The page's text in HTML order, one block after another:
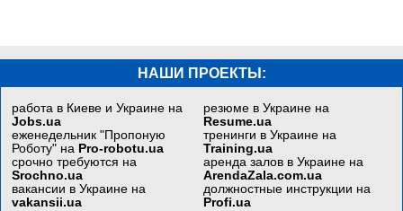
НАШИ ПРОЕКТЫ:
работа в Киеве и Украине на
Jobs.ua
еженедельник "Пропоную
Роботу" на Pro-robotu.ua
срочно требуются на
Srochno.ua
вакансии в Украине на
vakansii.ua
резюме в Украине на
Resume.ua
тренинги в Украине на
Training.ua
аренда залов в Украине на
ArendaZala.com.ua
должностные инструкции на
Profi.ua